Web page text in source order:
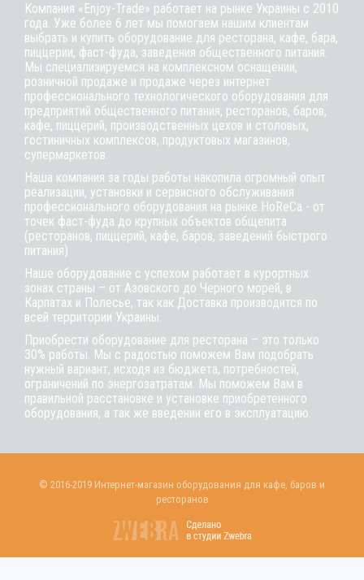
Компания «Enjoy-Trade» работает на рынке Украины с 2010
года. Уже более 6 лет мы помогаем нашим клиентам
выбрать и купить оборудование для ресторана, кафе, бара,
пиццерии, фаст-фуда, заведения общественного питания.
Мы специализируемся на комплексном оснащении,
розничной продаже и продаже через интернет
профессионального технологического оборудования для
предприятий общественного питания, ресторанов, баров,
кафе, пиццерий, производственных цехов и столовых,
гостиничных комплексов, продуктовых магазинов,
супермаркетов.
Наша компания за годы работы накопила огромный опыт
реализации, установки и сервисного обслуживания
профессионального оборудования на рынке HoReCa - от
точек фаст-фуда до крупных объектов общепита
(ресторанов, пиццерий, кафе, баров, заведений быстрого
питания)
Наше оборудование с успехом работает в курортных
зонах страны – от Азовского до Черного морей, в
Карпатах и Полесье, так как Доставка производится по
всей территории Украины.
Приобрести оборудование для ресторана – это только
30% работы. Мы с радостью поможем Вам подобрать
нужный вариант, исходя из бюджета, потребностей,
ограничений по энергозатратам. Мы поможем Вам в
правильной расстановке и установке приобретенного
оборудования, а так же введении его в эксплуатацию.
© 2016-2019 Интернет-магазин оборудования для кафе, баров и
ресторанов